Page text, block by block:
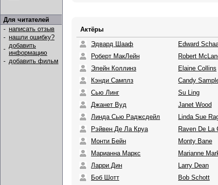
Для читателей
- написать отзыв
- нашли ошибку?
- добавить
информацию
- добавить фильм
Актёры
Эдвард Шааф
Edward
Роберт МакЛейн
Robert
Элейн Коллинз
Elaine Collins
Кэнди Самплз
Candy
Сью Линг
Su Ling
Джанет Вуд
Janet Wood
Линда Сью Раджсдейл
Linda Sue
Рэйвен Де Ла Круа
Raven De La
Монти Бейн
Monty Bane
Марианна Маркс
Marianne
Ларри Дин
Larry Dean
Боб Шотт
Bob Schott